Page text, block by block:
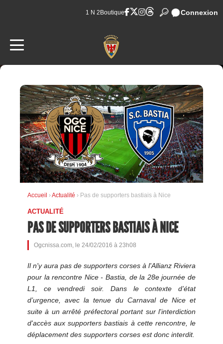
1 N 2 Boutique Connexion
Accueil ›Actualité › Pas de supporters bastiais à Nice
ACTUALITÉ
PAS DE SUPPORTERS BASTIAIS À NICE
Ogcnissa.com, le 24/02/2016 à 23h08
Il n'y aura pas de supporters corses à l'Allianz Riviera
pour la rencontre Nice - Bastia, de la 28e journée de
L1, ce vendredi soir. Dans le contexte d’état
d’urgence, avec la tenue du Carnaval de Nice et
suite à un arrêté préfectoral portant sur l'interdiction
d'accès aux supporters bastiais à cette rencontre, le
déplacement des supporters corses est donc interdit.